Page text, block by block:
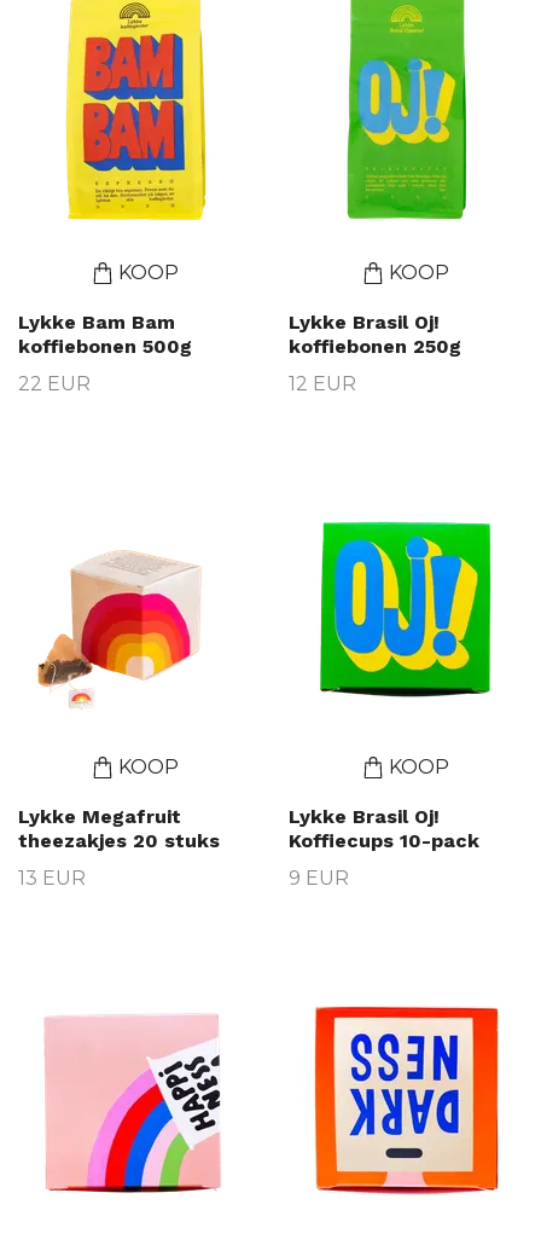
KOOP
Lykke Bam Bam
koffiebonen 500g
22 EUR
KOOP
Lykke Brasil Oj!
koffiebonen 250g
12 EUR
KOOP
Lykke Megafruit
theezakjes 20 stuks
13 EUR
KOOP
Lykke Brasil Oj!
Koffiecups 10-pack
9 EUR